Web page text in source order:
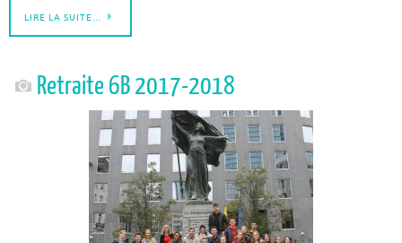
LIRE LA SUITE…
Retraite 6B 2017-2018